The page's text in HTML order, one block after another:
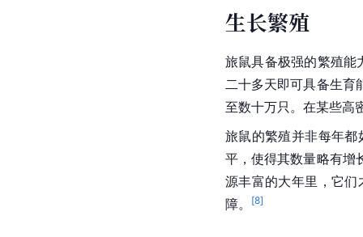
生长繁殖
旅鼠具备极强的繁殖能
二十多天即可具备生育
至数十万只。在某些高
旅鼠的繁殖并非每年
平，使得其数量略有增
源丰富的大年里，它
障。
[8]